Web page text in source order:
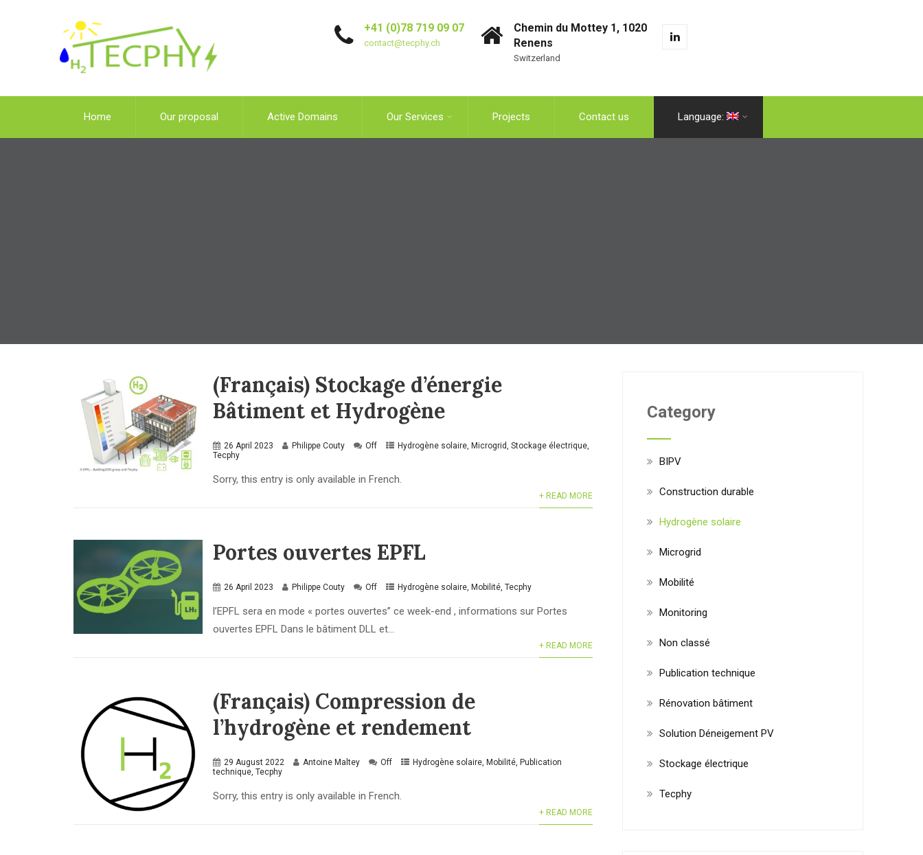
+41 (0)78 719 09 07
contact@tecphy.ch
Chemin du Mottey 1, 1020
Renens
Switzerland
Home Our proposal Active Domains Our Services Projects Contact us Language:
(Français) Stockage d’énergie
Bâtiment et Hydrogène
26 April 2023 Philippe Couty Off Hydrogène solaire ,Microgrid ,Stockage électrique
Tecphy
Sorry, this entry is only available in French.
+ READ MORE
Portes ouvertes EPFL
26 April 2023 Philippe Couty Off Hydrogène solaire ,Mobilité ,Tecphy
l’EPFL sera en mode « portes ouvertes” ce week-end , informations sur Portes
ouvertes EPFL Dans le bâtiment DLL et...
+ READ MORE
(Français) Compression de
l’hydrogène et rendement
29 August 2022 Antoine Maltey Off Hydrogène solaire, Mobilité, Publication
technique,Tecphy
Sorry, this entry is only available in French.
+ READ MORE
Category
BIPV
Construction durable
Hydrogène solaire
Microgrid
Mobilité
Monitoring
Non classé
Publication technique
Rénovation bâtiment
Solution Déneigement PV
Stockage électrique
Tecphy